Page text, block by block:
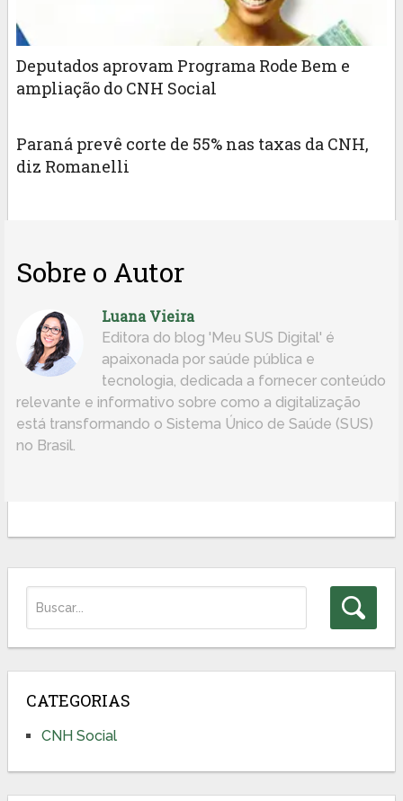
Deputados aprovam Programa Rode Bem e
ampliação do CNH Social
Paraná prevê corte de 55% nas taxas da CNH,
diz Romanelli
Sobre o Autor
Luana Vieira
Editora do blog 'Meu SUS Digital' é
apaixonada por saúde pública e
tecnologia, dedicada a fornecer conteúdo
relevante e informativo sobre como a digitalização
está transformando o Sistema Único de Saúde (SUS)
no Brasil.
CATEGORIAS
CNH Social